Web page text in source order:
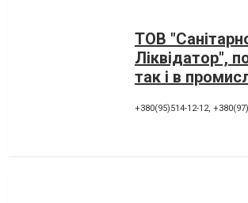
ТОВ
Ліквідатор",
так і в
+380(95)514-12-12,